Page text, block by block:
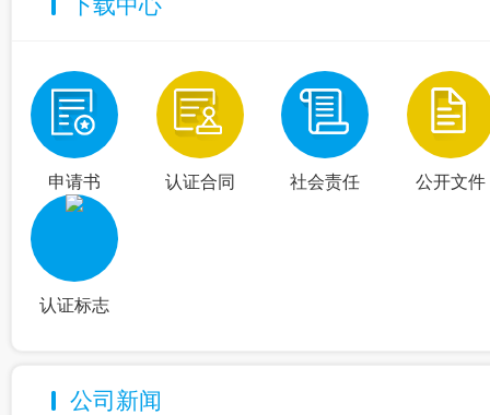
下载中心
申请书 认证合同 社会责任 公开文件
认证标志
公司新闻